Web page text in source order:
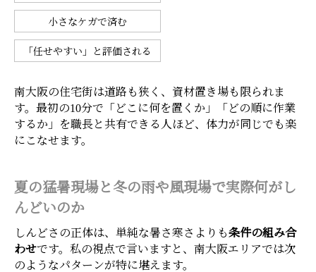
小さなケガで済む
「任せやすい」と評価される
南大阪の住宅街は道路も狭く、資材置き場も限られま
す。最初の10分で「どこに何を置くか」「どの順に作業
するか」を職長と共有できる人ほど、体力が同じでも楽
にこなせます。
夏の猛暑現場と冬の雨や風現場で実際何がし
んどいのか
しんどさの正体は、単純な暑さ寒さよりも条件の組み合
わせです。私の視点で言いますと、南大阪エリアでは次
のようなパターンが特に堪えます。